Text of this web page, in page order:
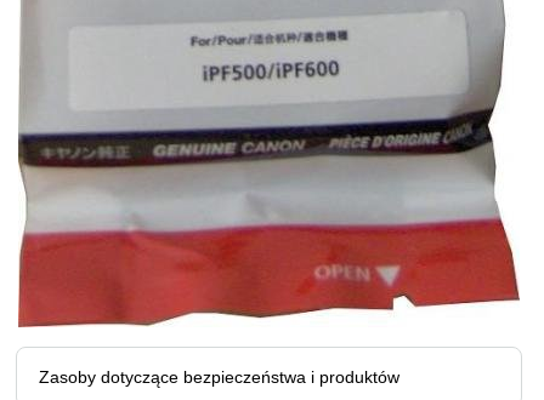
Zasoby dotyczące bezpieczeństwa i produktów